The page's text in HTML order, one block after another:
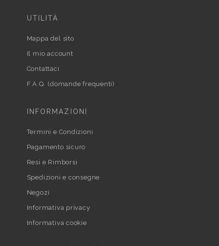
UTILITÀ
Mappa del sito
Il mio account
Contattaci
F.A.Q. (domande frequenti)
INFORMAZIONI
Termini e Condizioni
Pagamento sicuro
Resi e Rimborsi
Spedizioni e consegne
Negozi
Informativa privacy
Informativa cookie